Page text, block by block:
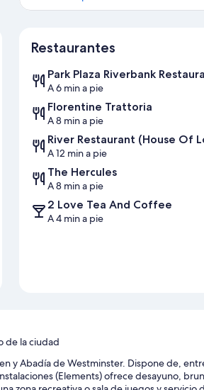
Restaurantes
Park Plaza Riverbank
A 6 min a pie
Florentine Trattoria
A 8 min a pie
River Restaurant (House Of
A 12 min a pie
The Hercules
A 8 min a pie
2 Love Tea And Coffee
A 4 min a pie
de la ciudad
y Abadía de Westminster. Dispone de,
(Elements) ofrece desayuno,